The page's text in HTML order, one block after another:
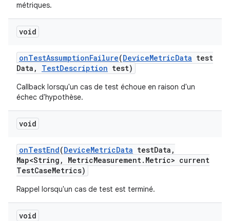
métriques.
void
onTestAssumptionFailure(DeviceMetricData test
Data , TestDescription test)
Callback lorsqu'un cas de test échoue en raison d'un
échec d'hypothèse.
void
onTestEnd(DeviceMetricData testData ,
Map<String , MetricMeasurement. Metric> current
TestCaseMetrics)
Rappel lorsqu'un cas de test est terminé.
void